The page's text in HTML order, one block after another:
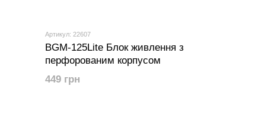
Артикул: 22607
BGM-125Lite Блок живлення з
перфорованим корпусом
449 грн